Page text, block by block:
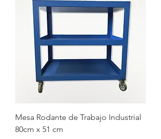
Mesa Rodante de Trabajo Industrial
80cm x 51 cm